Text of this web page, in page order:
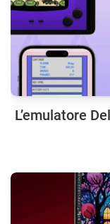
L’emulatore